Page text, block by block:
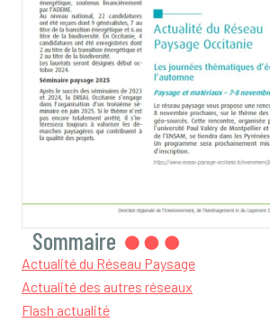
Sommaire
Actualité du Réseau Paysage
Actualité des autres réseaux
Flash actualité